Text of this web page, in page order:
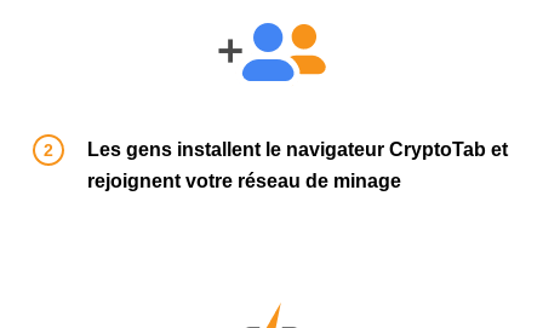
Les gens installent le navigateur CryptoTab et
rejoignent votre réseau de minage